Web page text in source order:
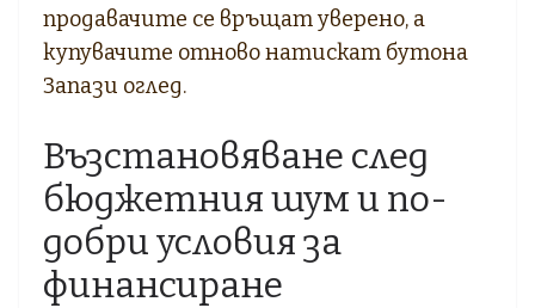
продавачите се връщат уверено, а
купувачите отново натискат бутона
Запази оглед.
Възстановяване след
бюджетния шум и по-
добри условия за
финансиране